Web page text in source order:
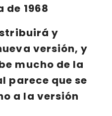
de 1968
y
versión, y
mucho de la
parece que se
a la versión